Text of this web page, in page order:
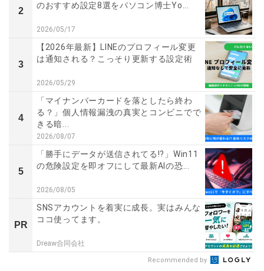
2
のおすすめ設定8選をパソコン博士Yo...
2026/05/17
3
【2026年最新】LINEのプロフィール変更
は通知される？こっそり更新する設定術
2026/05/29
4
「マイナンバーカードを落としたら終わ
る？」個人情報漏洩の真実とコンビニでで
きる暗...
2026/08/07
5
「勝手にデータが送信されてる!?」Win11
の危険設定を即オフにして最新AIの恐...
2026/08/05
PR
SNSアカウントを着実に成長。実はみんな
ココ使ってます。
Dreaw合同会社
Recommended by